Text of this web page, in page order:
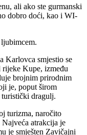
ali ako ste gurmanski
dobro doći, kao i WI-
Karlovca smjestio se
Kupe, između
brojnim prirodnim
je, poput širom
turistički dragulj.
turizma, naročito
atrakcija je
je smješten Zavičajni